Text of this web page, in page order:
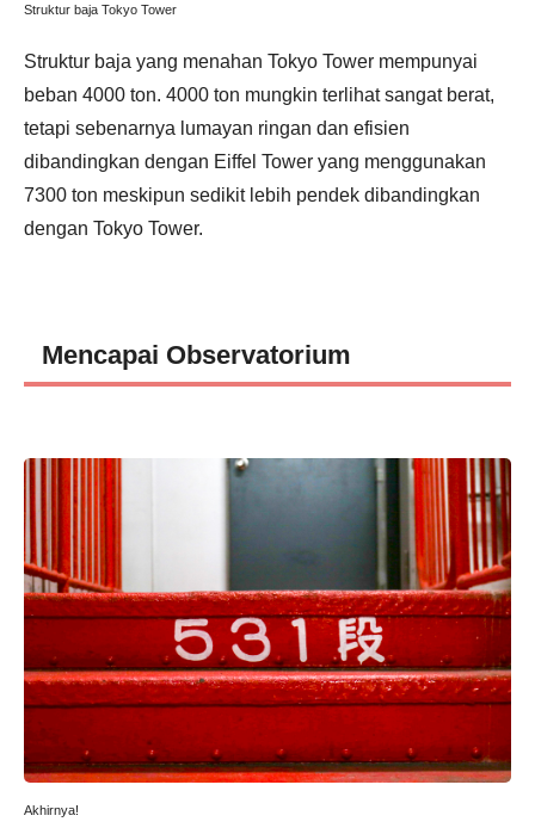
Struktur baja Tokyo Tower
Struktur baja yang menahan Tokyo Tower mempunyai
beban 4000 ton. 4000 ton mungkin terlihat sangat berat,
tetapi sebenarnya lumayan ringan dan efisien
dibandingkan dengan Eiffel Tower yang menggunakan
7300 ton meskipun sedikit lebih pendek dibandingkan
dengan Tokyo Tower.
Mencapai Observatorium
Akhirnya!